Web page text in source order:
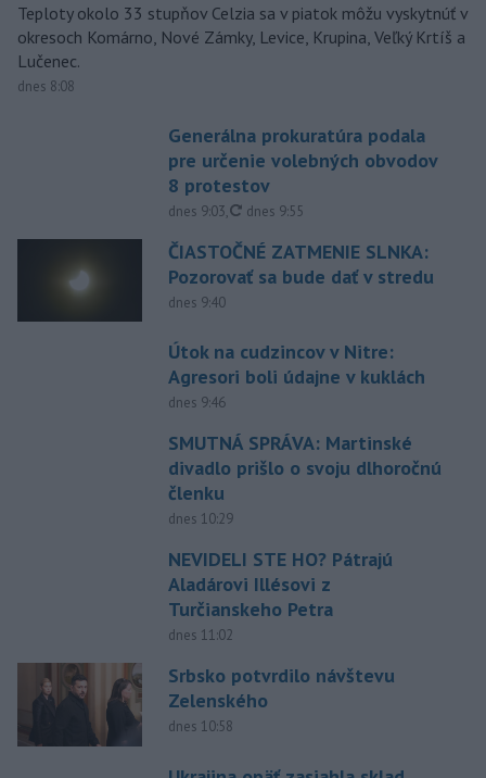
Teploty okolo 33 stupňov Celzia sa v piatok môžu vyskytnúť v
okresoch Komárno, Nové Zámky, Levice, Krupina, Veľký Krtíš a
Lučenec.
dnes 8:08
Generálna prokuratúra podala
pre určenie volebných obvodov
8 protestov
dnes 9:03, aktualizované
dnes 9:55
ČIASTOČNÉ ZATMENIE SLNKA:
Pozorovať sa bude dať v stredu
dnes 9:40
Útok na cudzincov v Nitre:
Agresori boli údajne v kuklách
dnes 9:46
SMUTNÁ SPRÁVA: Martinské
divadlo prišlo o svoju dlhoročnú
členku
dnes 10:29
NEVIDELI STE HO? Pátrajú
Aladárovi Illésovi z
Turčianskeho Petra
dnes 11:02
Srbsko potvrdilo návštevu
Zelenského
dnes 10:58